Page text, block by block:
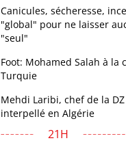
Canicules, sécheresse,
"global" pour ne laisser
"seul"
Foot: Mohamed Salah à la
Turquie
Mehdi Laribi, chef de la
interpellé en Algérie
21H